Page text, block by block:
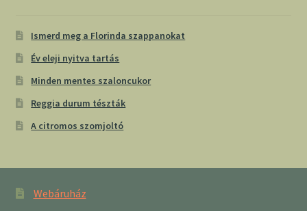
Ismerd meg a Florinda szappanokat
Év eleji nyitva tartás
Minden mentes szaloncukor
Reggia durum tészták
A citromos szomjoltó
Webáruház